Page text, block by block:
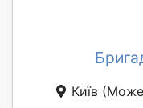
Київ (Може